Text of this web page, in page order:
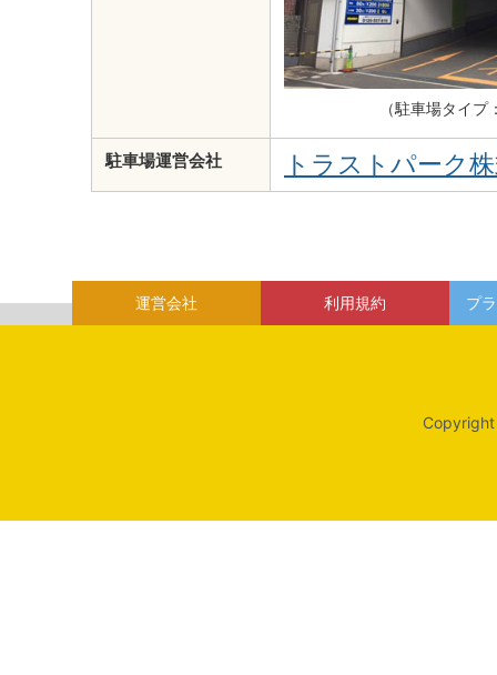
（駐車場タイプ
駐車場運営会社 トラストパーク
運営会社 利用規約 プ